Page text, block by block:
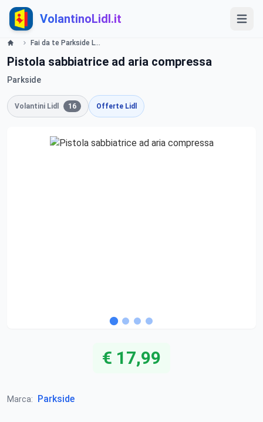
VolantinoLidl.it
Fai da te Parkside Lidl
Pistola sabbiatrice ad aria compressa
Parkside
Volantini Lidl 16 Offerte Lidl
€ 17,99
Marca: Parkside